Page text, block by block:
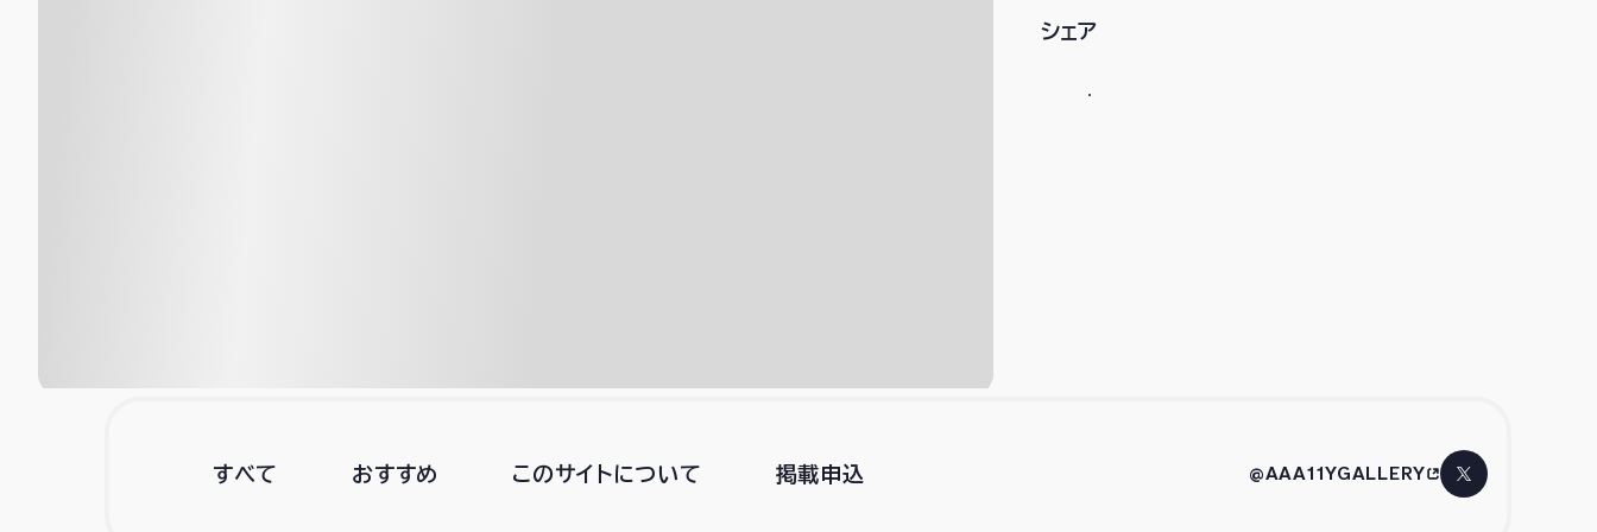
シェア
すべて おすすめ このサイトについて 掲載申込 @AAA11YGALLERY